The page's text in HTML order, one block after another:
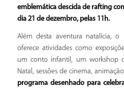
emblemática descida de rafting
dia 21 de dezembro, pelas 11h.
Além desta aventura natalícia, o
oferece atividades como
um conto infantil, um workshop
Natal, sessões de cinema,
programa desenhado para